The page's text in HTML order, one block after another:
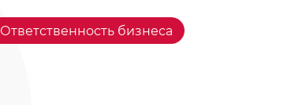
Ответственность бизнеса